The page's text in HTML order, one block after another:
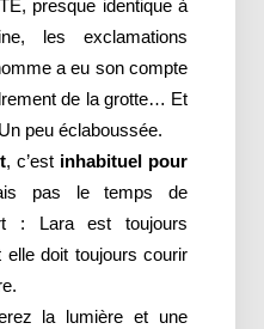
presque identique à
les exclamations
a eu son compte
de la grotte… Et
peu éclaboussée.
, c’est inhabituel pour
pas le temps de
: Lara est toujours
elle doit toujours courir
la lumière et une